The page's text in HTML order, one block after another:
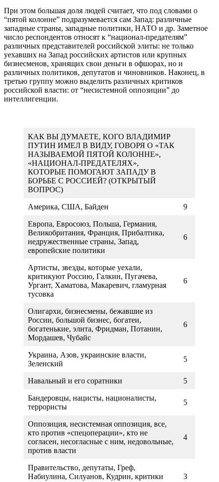
При этом большая доля людей считает, что под словами о
“пятой колонне” подразумевается сам Запад: различные
западные страны, западные политики, НАТО и др. Заметное
число респондентов относят к “национал-предателям”
различных представителей российской элиты: не только
уехавших на Запад российских артистов или крупных
бизнесменов, хранящих свои деньги в офшорах, но и
различных политиков, депутатов и чиновников. Наконец, в
третью группу можно выделить различных критиков
российской власти: от “несистемной оппозиции” до
интеллигенции.
КАК ВЫ ДУМАЕТЕ, КОГО ВЛАДИМИР
ПУТИН ИМЕЛ В ВИДУ, ГОВОРЯ О «ТАК
НАЗЫВАЕМОЙ ПЯТОЙ КОЛОННЕ»,
«НАЦИОНАЛ-ПРЕДАТЕЛЯХ»,
КОТОРЫЕ ПОМОГАЮТ ЗАПАДУ В
БОРЬБЕ С РОССИЕЙ? (ОТКРЫТЫЙ
ВОПРОС)
Америка, США, Байден 9
Европа, Евросоюз, Польша, Германия,
Великобритания, Франция, Прибалтика,
недружественные страны, Запад,
европейские политики
6
Артисты, звезды, которые уехали,
критикуют Россию, Галкин, Пугачева,
Ургант, Хаматова, Макаревич, гламурная
тусовка
6
Олигархи, бизнесмены, бежавшие из
России, большой бизнес, богатеи,
богатенькие, элита, Фридман, Потанин,
Мордашев, Чубайс
6
Украина, Азов, украинские власти,
Зеленский
5
Навальный и его соратники 5
Бандеровцы, нацисты, националисты,
террористы
5
Оппозиция, несистемная оппозиция, все,
кто против «спецоперации», кто не
согласен, несогласные с ним, недовольные,
против власти
4
Правительство, депутаты, Греф,
Набиулина, Силуанов, Кудрин, критики
3